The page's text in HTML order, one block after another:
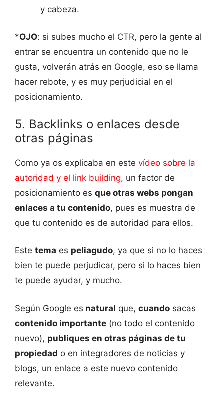
y cabeza.
*OJO: si subes mucho el CTR, pero la gente al
entrar se encuentra un contenido que no le
gusta, volverán atrás en Google, eso se llama
hacer rebote, y es muy perjudicial en el
posicionamiento.
5. Backlinks o enlaces desde
otras páginas
Como ya os explicaba en este vídeo sobre la
autoridad y el link building, un factor de
posicionamiento es que otras webs pongan
enlaces a tu contenido, pues es muestra de
que tu contenido es de autoridad para ellos.
Este tema es peliagudo, ya que si no lo haces
bien te puede perjudicar, pero si lo haces bien
te puede ayudar, y mucho.
Según Google es natural que, cuando sacas
contenido importante (no todo el contenido
nuevo), publiques en otras páginas de tu
propiedad o en integradores de noticias y
blogs, un enlace a este nuevo contenido
relevante.